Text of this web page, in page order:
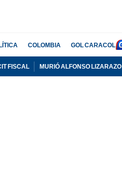
COLOMBIA GOL CARACOL
FISCAL MURIÓ ALFONSO LIZARAZO